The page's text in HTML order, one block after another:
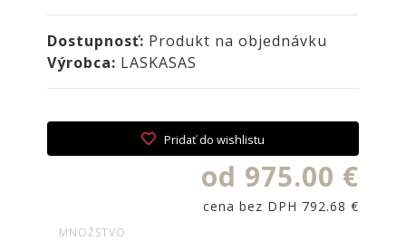
KONTAKT
Dostupnosť: Produkt na objednávku
Výrobca: LASKASAS
Pridať do wishlistu
od 975.00 €
cena bez DPH 792.68 €
MNOŽSTVO